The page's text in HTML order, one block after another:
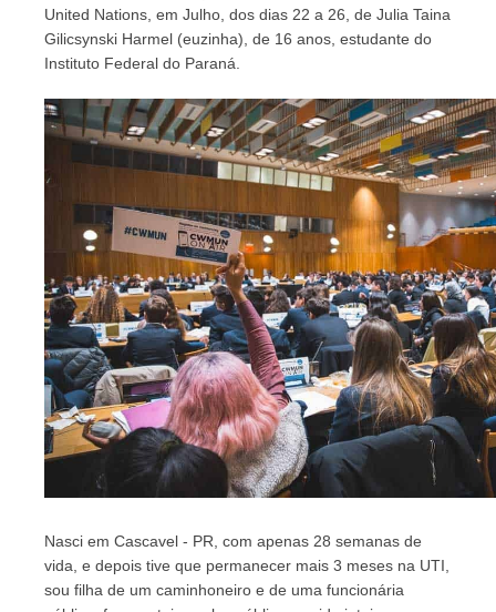
United Nations, em Julho, dos dias 22 a 26, de Julia Taina
Gilicsynski Harmel (euzinha), de 16 anos, estudante do
Instituto Federal do Paraná.
Nasci em Cascavel - PR, com apenas 28 semanas de
vida, e depois tive que permanecer mais 3 meses na UTI,
sou filha de um caminhoneiro e de uma funcionária